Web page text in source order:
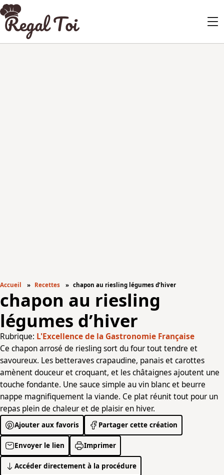
Accueil Recettes chapon au riesling légumes d’hiver
chapon au riesling
légumes d’hiver
Rubrique: L'Excellence de la Gastronomie Française
Ce chapon arrosé de riesling sort du four tout tendre et
savoureux. Les betteraves crapaudine, panais et carottes
amènent douceur et croquant, et les châtaignes ajoutent une
touche fondante. Une sauce simple au vin blanc et beurre
nappe magnifiquement la viande. Ce plat réunit tout pour un
repas plein de chaleur et de plaisir en hiver.
Ajouter aux favoris Partager cette création
Envoyer le lien Imprimer
Accéder directement à la procédure